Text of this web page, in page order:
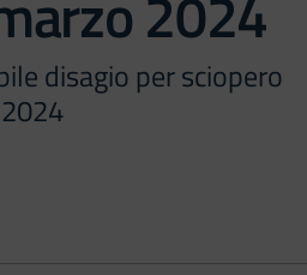
disagio per sciopero